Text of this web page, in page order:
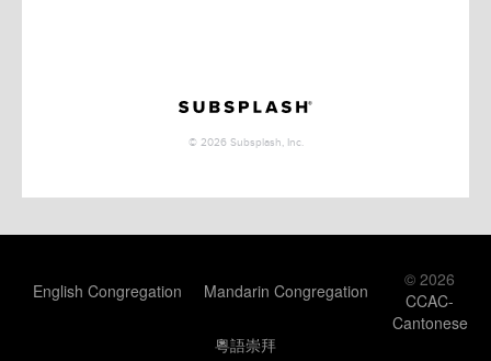
English Congregation Mandarin Congregation
© 2026
CCAC-
Cantonese
粵語崇拜